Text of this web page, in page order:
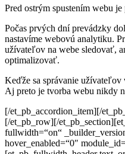
Pred ostrým spustením webu
Počas prvých dní prevádzky
nastavíme webovú analytiku.
užívateľov na webe sledovať,
optimalizovať.
Keďže sa správanie užívateľov
Aj preto je tvorba webu nikdy
[/et_pb_accordion_item][/
[/et_pb_row][/
fullwidth=“on“
hover_enabled=“0″